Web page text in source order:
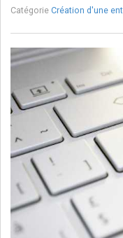
Catégorie Création d'une